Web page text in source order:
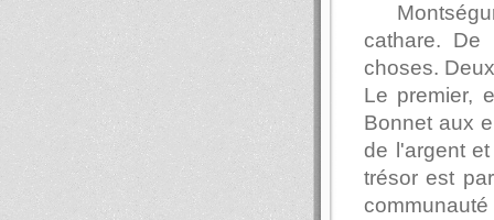
cathare.
choses.
Le premier,
Bonnet aux
de l'argent
trésor est